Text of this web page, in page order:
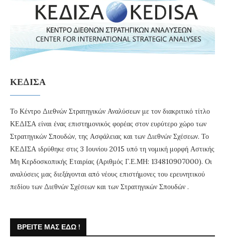
ΚΕΔΙΣΑ
Το Κέντρο Διεθνών Στρατηγικών Αναλύσεων με τον διακριτικό τίτλο
ΚΕΔΙΣΑ είναι ένας επιστημονικός φορέας στον ευρύτερο χώρο των
Στρατηγικών Σπουδών, της Ασφάλειας και των Διεθνών Σχέσεων. Το
ΚΕΔΙΣΑ ιδρύθηκε στις 3 Ιουνίου 2015 υπό τη νομική μορφή Αστικής
Μη Κερδοσκοπικής Εταιρίας (Αριθμός Γ.Ε.ΜΗ: 134810907000). Οι
αναλύσεις μας διεξάγονται από νέους επιστήμονες του ερευνητικού
πεδίου των Διεθνών Σχέσεων και των Στρατηγικών Σπουδών .
ΒΡΕΊΤΕ ΜΑΣ ΕΔΏ !